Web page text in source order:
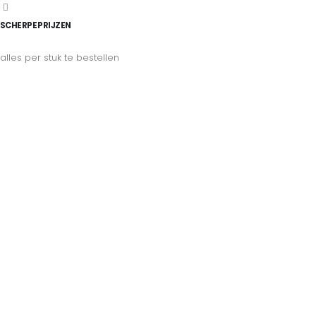
SCHERPE PRIJZEN
alles per stuk te bestellen